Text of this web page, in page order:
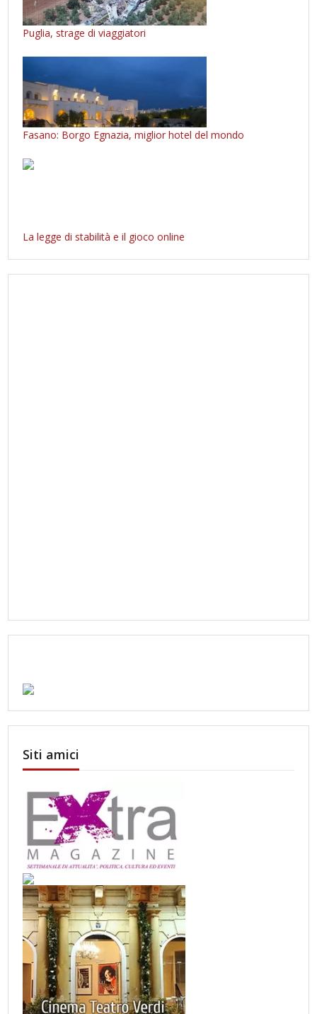
Puglia, strage di viaggiatori
Fasano: Borgo Egnazia, miglior hotel del mondo
La legge di stabilità e il gioco online
Siti amici